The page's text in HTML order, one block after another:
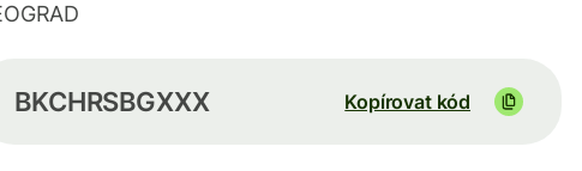
BKCHRSBGXXX Kopírovat kód